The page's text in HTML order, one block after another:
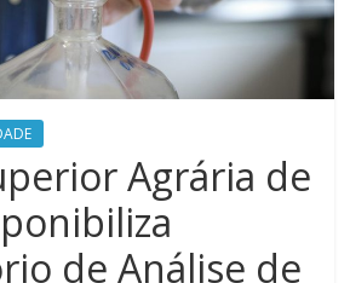
Agrária de
de Análise de